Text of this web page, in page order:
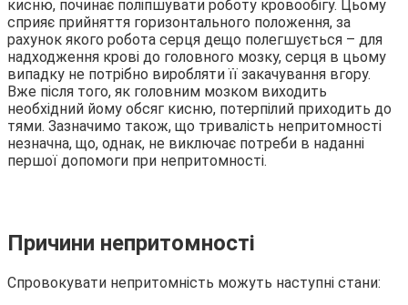
кисню, починає поліпшувати роботу кровообігу. Цьому
сприяє прийняття горизонтального положення, за
рахунок якого робота серця дещо полегшується – для
надходження крові до головного мозку, серця в цьому
випадку не потрібно виробляти її закачування вгору.
Вже після того, як головним мозком виходить
необхідний йому обсяг кисню, потерпілий приходить до
тями. Зазначимо також, що тривалість непритомності
незначна, що, однак, не виключає потреби в наданні
першої допомоги при непритомності.
Причини непритомності
Спровокувати непритомність можуть наступні стани: